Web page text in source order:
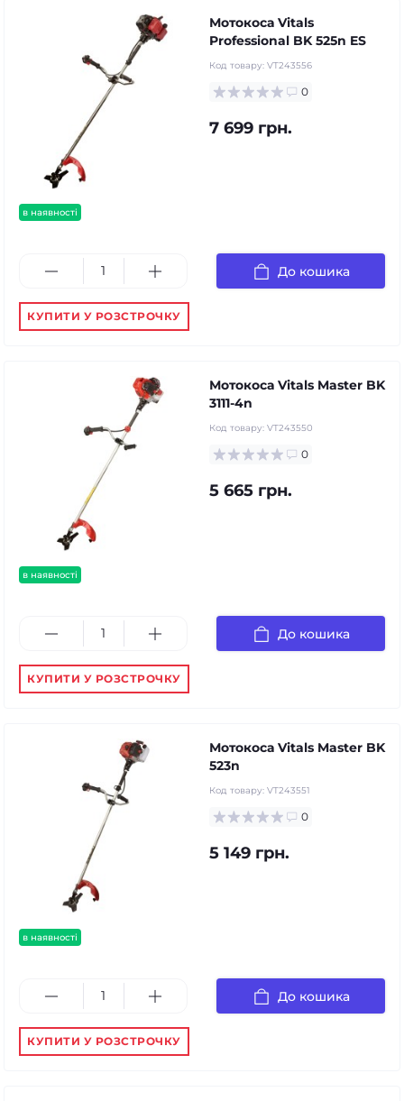
в наявності
Мотокоса Vitals
Professional BK 525n ES
Код товару: VT243556
0
7 699 грн.
До кошика
КУПИТИ У РОЗСТРОЧКУ
в наявності
Мотокоса Vitals Master BK
3111-4n
Код товару: VT243550
0
5 665 грн.
До кошика
КУПИТИ У РОЗСТРОЧКУ
в наявності
Мотокоса Vitals Master BK
523n
Код товару: VT243551
0
5 149 грн.
До кошика
КУПИТИ У РОЗСТРОЧКУ